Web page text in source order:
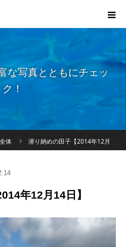
な写真とともにチェッ
ク！
全体 潜り納めの田子【2014年12月
年12月14日】